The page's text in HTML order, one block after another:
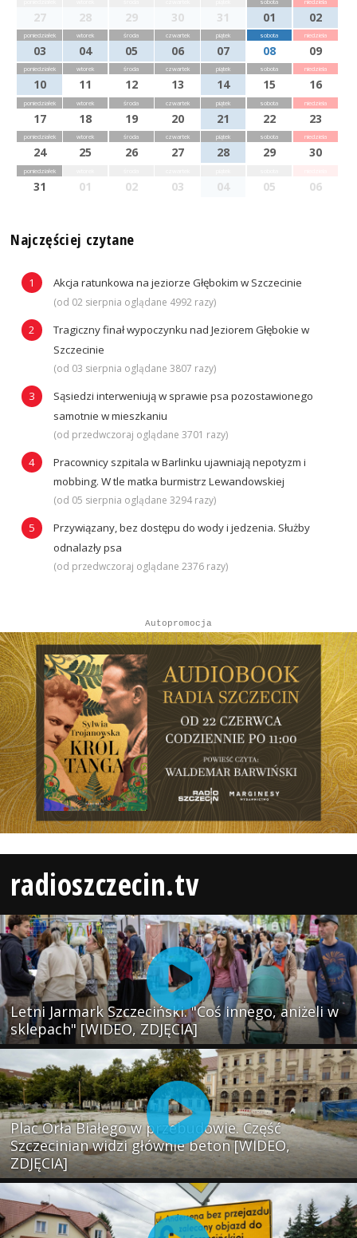
27 28 29 30 31 01 02
poniedziałek
03
wtorek
04
środa
05
czwartek
06
piątek
07
sobota
08
niedziela
09
poniedziałek
10
wtorek
11
środa
12
czwartek
13
piątek
14
sobota
15
niedziela
16
poniedziałek
17
wtorek
18
środa
19
czwartek
20
piątek
21
sobota
22
niedziela
23
poniedziałek
24
wtorek
25
środa
26
czwartek
27
piątek
28
sobota
29
niedziela
30
poniedziałek
31 01 02 03 04 05 06
Najczęściej czytane
Akcja ratunkowa na jeziorze Głębokim w Szczecinie
(od 02 sierpnia oglądane 4992 razy)
Tragiczny finał wypoczynku nad Jeziorem Głębokie w
Szczecinie
(od 03 sierpnia oglądane 3807 razy)
Sąsiedzi interweniują w sprawie psa pozostawionego
samotnie w mieszkaniu
(od przedwczoraj oglądane 3701 razy)
Pracownicy szpitala w Barlinku ujawniają nepotyzm i
mobbing. W tle matka burmistrz Lewandowskiej
(od 05 sierpnia oglądane 3294 razy)
Przywiązany, bez dostępu do wody i jedzenia. Służby
odnalazły psa
(od przedwczoraj oglądane 2376 razy)
Autopromocja
radioszczecin.tv
Letni Jarmark Szczeciński. "Coś innego, aniżeli w
sklepach" [WIDEO, ZDJĘCIA]
Plac Orła Białego w przebudowie. Część
Szczecinian widzi głównie beton [WIDEO,
ZDJĘCIA]